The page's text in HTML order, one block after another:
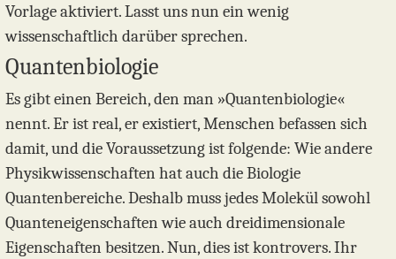
Vorlage aktiviert. Lasst uns nun ein wenig
wissenschaftlich darüber sprechen.
Quantenbiologie
Es gibt einen Bereich, den man »Quantenbiologie«
nennt. Er ist real, er existiert, Menschen befassen sich
damit, und die Voraussetzung ist folgende: Wie andere
Physikwissenschaften hat auch die Biologie
Quantenbereiche. Deshalb muss jedes Molekül sowohl
Quanteneigenschaften wie auch dreidimensionale
Eigenschaften besitzen. Nun, dies ist kontrovers. Ihr